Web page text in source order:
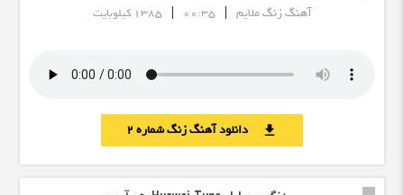
آهنگ زنگ ملایم |
00:35
| 1385 کیلوبایت
download دانلود آهنگ زنگ شماره 2